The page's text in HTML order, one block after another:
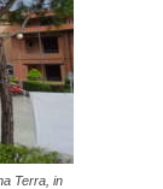
Terra, in